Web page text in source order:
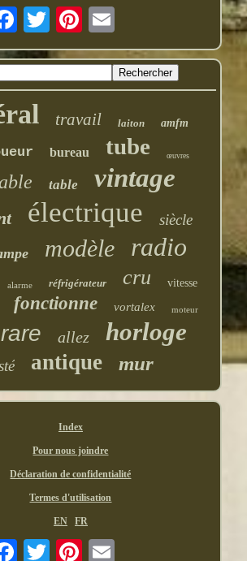
travail laiton amfm
bureau tube œuvres
table vintage
électrique siècle
modèle radio
alarme réfrigérateur cru vitesse
fonctionne vortalex moteur
rare allez horloge
antique mur
Index
Pour nous joindre
Déclaration de confidentialité
Termes d'utilisation
EN FR